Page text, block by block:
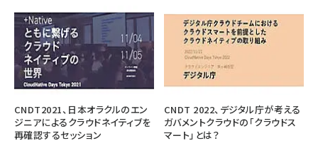
CNDT2021、日本オラクルのエン
ジニアによるクラウドネイティブを
再確認するセッション
CNDT 2022、デジタル庁が考える
ガバメントクラウドの「クラウドス
マート」とは？